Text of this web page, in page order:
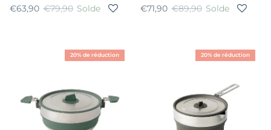
Prix soldé
€63,90 Prix habituel
€79,90 Solde
Prix soldé
€71,90 Prix habituel
€89,90 Solde
20% de réduction 20% de réduction